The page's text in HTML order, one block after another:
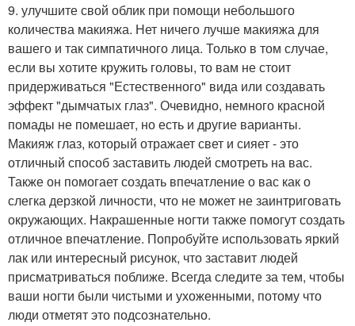
9. улучшите свой облик при помощи небольшого
количества макияжа. Нет ничего лучше макияжа для
вашего и так симпатичного лица. Только в том случае,
если вы хотите кружить головы, то вам не стоит
придерживаться "Естественного" вида или создавать
эффект "дымчатых глаз". Очевидно, немного красной
помады не помешает, но есть и другие варианты.
Макияж глаз, который отражает свет и сияет - это
отличный способ заставить людей смотреть на вас.
Также он помогает создать впечатление о вас как о
слегка дерзкой личности, что не может не заинтриговать
окружающих. Накрашенные ногти также помогут создать
отличное впечатление. Попробуйте использовать яркий
лак или интересный рисунок, что заставит людей
присматриваться поближе. Всегда следите за тем, чтобы
ваши ногти были чистыми и ухоженными, потому что
люди отметят это подсознательно.